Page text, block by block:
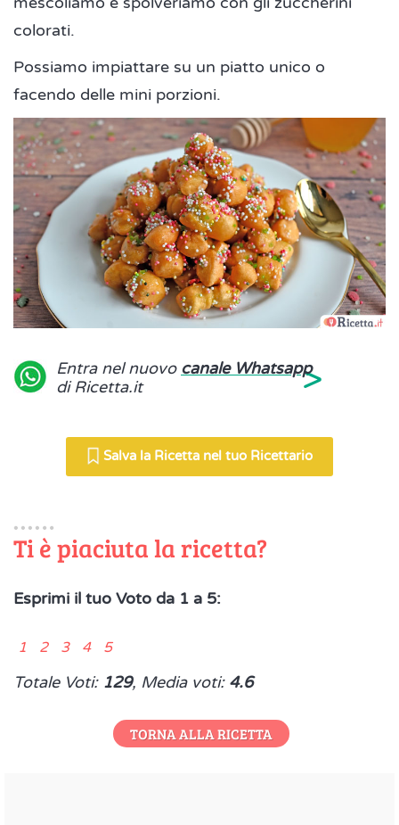
colorati.
Possiamo impiattare su un piatto unico o
facendo delle mini porzioni.
Entra nel nuovo canale Whatsapp
di Ricetta.it
>
Salva la Ricetta nel tuo Ricettario
Ti è piaciuta la ricetta?
Esprimi il tuo Voto da 1 a 5:
1 2 3 4 5
Totale Voti: 129, Media voti: 4.6
TORNA ALLA RICETTA